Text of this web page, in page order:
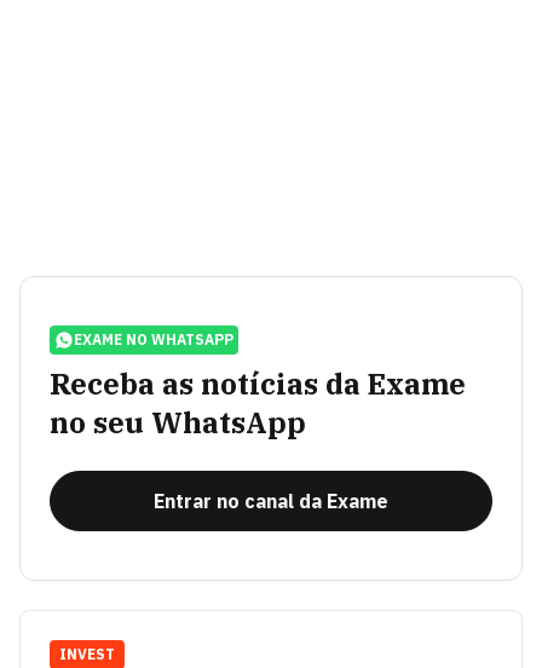
EXAME NO WHATSAPP
Receba as notícias da Exame
no seu WhatsApp
Entrar no canal da Exame
INVEST